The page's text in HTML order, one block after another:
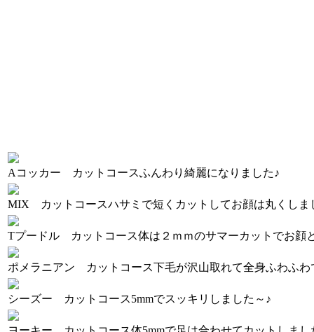
Aコッカー カットコースふんわり綺麗になりました♪
MIX カットコースハサミで短くカットしてお顔は丸くしま
Tプードル カットコース体は２ｍｍのサマーカットでお顔
ポメラニアン カットコース下毛が沢山取れて全身ふわふわ
シーズー カットコース5mmでスッキリしました～♪